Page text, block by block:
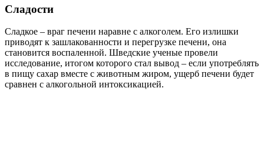
Сладости
Сладкое – враг печени наравне с алкоголем. Его излишки
приводят к зашлакованности и перегрузке печени, она
становится воспаленной. Шведские ученые провели
исследование, итогом которого стал вывод – если употреблять
в пищу сахар вместе с животным жиром, ущерб печени будет
сравнен с алкогольной интоксикацией.